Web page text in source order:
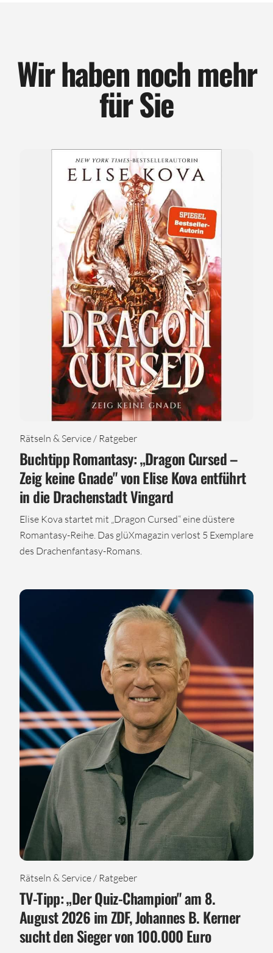
Wir haben noch mehr
für Sie
Rätseln & Service / Ratgeber
Buchtipp Romantasy: „Dragon Cursed –
Zeig keine Gnade" von Elise Kova entführt
in die Drachenstadt Vingard
Elise Kova startet mit „Dragon Cursed“ eine düstere
Romantasy-Reihe. Das glüXmagazin verlost 5 Exemplare
des Drachenfantasy-Romans.
Rätseln & Service / Ratgeber
TV-Tipp: „Der Quiz-Champion" am 8.
August 2026 im ZDF, Johannes B. Kerner
sucht den Sieger von 100.000 Euro